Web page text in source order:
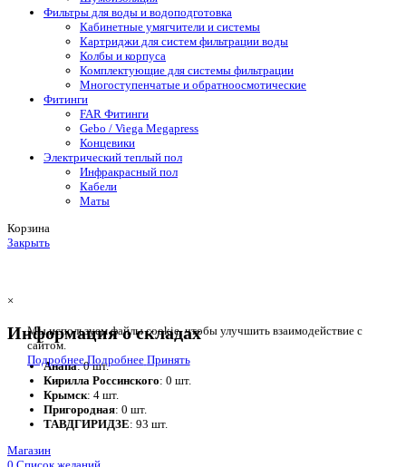
Фильтры для воды и водоподготовка
Кабинетные умягчители и системы
Картриджи для систем фильтрации воды
Колбы и корпуса
Комплектующие для системы фильтрации
Многоступенчатые и обратноосмотические
Фитинги
FAR Фитинги
Gebo / Viega Megapress
Концевики
Электрический теплый пол
Инфракрасный пол
Кабели
Маты
Корзина
Закрыть
Мы используем файлы cookie, чтобы улучшить взаимодействие с
сайтом.
ПодробнееПодробнее Принять
×
Информация о складах
Анапа: 0 шт.
Кирилла Россинского: 0 шт.
Крымск: 4 шт.
Пригородная: 0 шт.
ТАВДГИРИДЗЕ: 93 шт.
Магазин